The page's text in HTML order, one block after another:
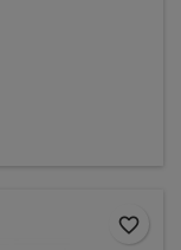
favorite_border